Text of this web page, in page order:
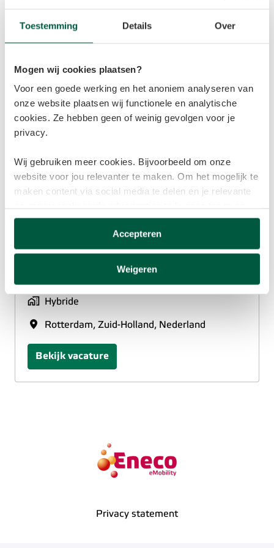
Toestemming Details Over
Mogen wij cookies plaatsen?
Voor een goede werking en het anoniem analyseren van
onze website plaatsen wij functionele en analytische
cookies. Ze hebben geen of weinig gevolgen voor je
privacy.
Wij gebruiken meer cookies. Bijvoorbeeld om onze
website voor jou relevanter te maken. Om het mogelijk te
maken content via social media te delen en je relevante
websites van derden.
Deze cookies verzamelen mogelijk gegevens buiten
onze website. Door op ‘Accepteren’ te klikken ga je
informatie vind je in onscookiebeleid.
Accepteren
Weigeren
Onze laatste vacatures
Nederland
HSSEQ Advisor
Hybride
Rotterdam
Hybride
Rotterdam, Zuid-Holland , Nederland
Bekijk vacature
Homepagina
Privacy statement